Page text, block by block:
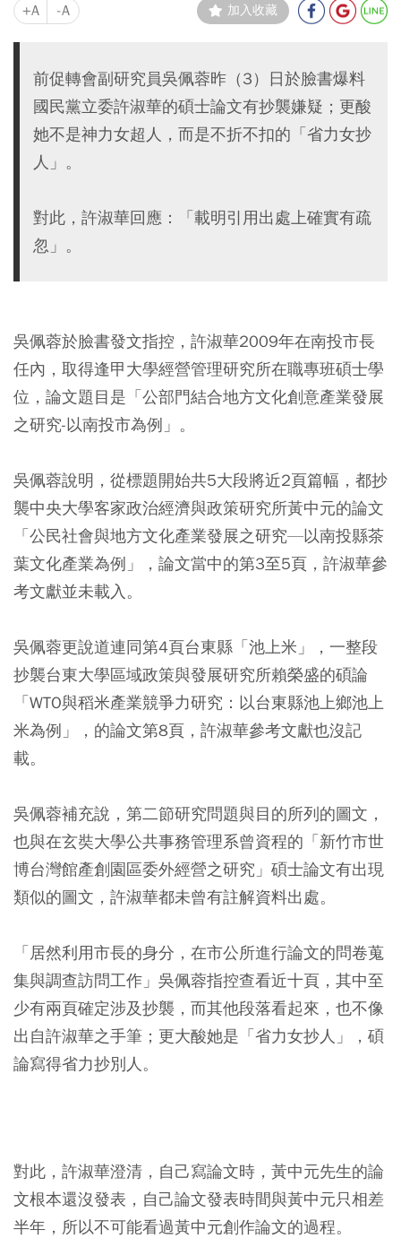
+A -A 加入收藏
前促轉會副研究員吳佩蓉昨（3）日於臉書爆料
國民黨立委許淑華的碩士論文有抄襲嫌疑；更酸
她不是神力女超人，而是不折不扣的「省力女抄
人」。
對此，許淑華回應：「載明引用出處上確實有疏
忽」。
吳佩蓉於臉書發文指控，許淑華2009年在南投市長
任內，取得逢甲大學經營管理研究所在職專班碩士學
位，論文題目是「公部門結合地方文化創意產業發展
之研究-以南投市為例」。
吳佩蓉說明，從標題開始共5大段將近2頁篇幅，都抄
襲中央大學客家政治經濟與政策研究所黃中元的論文
「公民社會與地方文化產業發展之研究—以南投縣茶
葉文化產業為例」，論文當中的第3至5頁，許淑華參
考文獻並未載入。
吳佩蓉更說道連同第4頁台東縣「池上米」，一整段
抄襲台東大學區域政策與發展研究所賴榮盛的碩論
「WTO與稻米產業競爭力研究：以台東縣池上鄉池上
米為例」，的論文第8頁，許淑華參考文獻也沒記
載。
吳佩蓉補充說，第二節研究問題與目的所列的圖文，
也與在玄奘大學公共事務管理系曾資程的「新竹市世
博台灣館產創園區委外經營之研究」碩士論文有出現
類似的圖文，許淑華都未曾有註解資料出處。
「居然利用市長的身分，在市公所進行論文的問卷蒐
集與調查訪問工作」吳佩蓉指控查看近十頁，其中至
少有兩頁確定涉及抄襲，而其他段落看起來，也不像
出自許淑華之手筆；更大酸她是「省力女抄人」，碩
論寫得省力抄別人。
對此，許淑華澄清，自己寫論文時，黃中元先生的論
文根本還沒發表，自己論文發表時間與黃中元只相差
半年，所以不可能看過黃中元創作論文的過程。